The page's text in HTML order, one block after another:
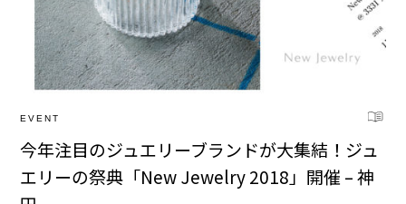
EVENT
今年注目のジュエリーブランドが大集結！ジュ
エリーの祭典「New Jewelry 2018」開催 – 神